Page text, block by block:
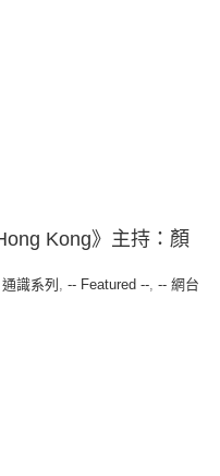
Kong》主持：顏
識系列 , -- Featured --, -- 網台